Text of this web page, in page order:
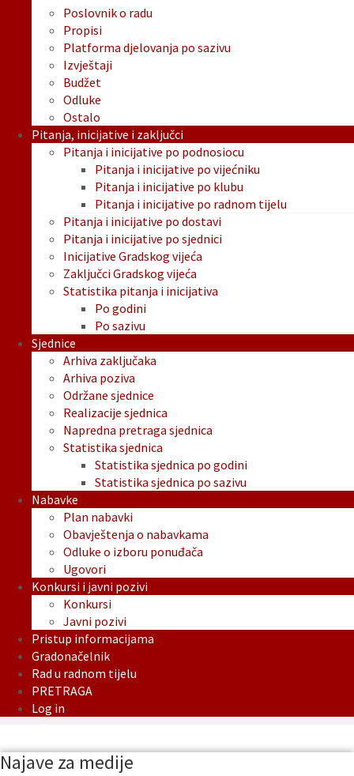
Poslovnik o radu
Propisi
Platforma djelovanja po sazivu
Izvještaji
Budžet
Odluke
Ostalo
Pitanja, inicijative i zaključci
Pitanja i inicijative po podnosiocu
Pitanja i inicijative po vijećniku
Pitanja i inicijative po klubu
Pitanja i inicijative po radnom tijelu
Pitanja i inicijative po dostavi
Pitanja i inicijative po sjednici
Inicijative Gradskog vijeća
Zaključci Gradskog vijeća
Statistika pitanja i inicijativa
Po godini
Po sazivu
Sjednice
Arhiva zaključaka
Arhiva poziva
Održane sjednice
Realizacije sjednica
Napredna pretraga sjednica
Statistika sjednica
Statistika sjednica po godini
Statistika sjednica po sazivu
Nabavke
Plan nabavki
Obavještenja o nabavkama
Odluke o izboru ponuđača
Ugovori
Konkursi i javni pozivi
Konkursi
Javni pozivi
Pristup informacijama
Gradonačelnik
Rad u radnom tijelu
PRETRAGA
Log in
Najave za medije